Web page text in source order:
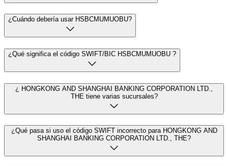
¿Cuándo debería usar HSBCMUMUOBU?
¿Qué significa el código SWIFT/BIC HSBCMUMUOBU ?
¿ HONGKONG AND SHANGHAI BANKING CORPORATION LTD.,
THE tiene varias sucursales?
¿Qué pasa si uso el código SWIFT incorrecto para HONGKONG AND
SHANGHAI BANKING CORPORATION LTD., THE?